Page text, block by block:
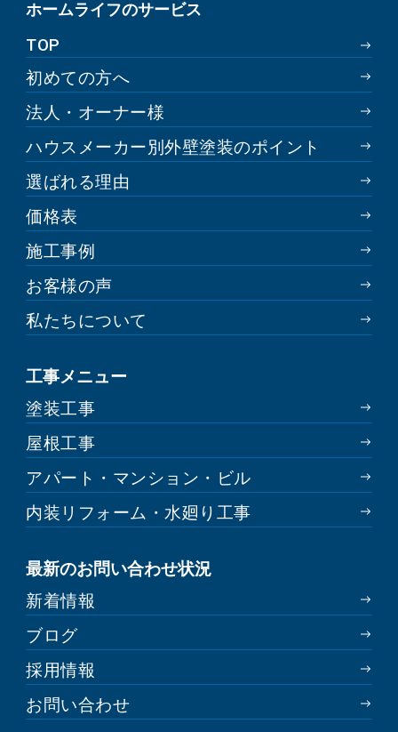
ホームライフのサービス
TOP
初めての方へ
法人・オーナー様
ハウスメーカー別外壁塗装のポイント
選ばれる理由
価格表
施工事例
お客様の声
私たちについて
工事メニュー
塗装工事
屋根工事
アパート・マンション・ビル
内装リフォーム・水廻り工事
最新のお問い合わせ状況
新着情報
ブログ
採用情報
お問い合わせ